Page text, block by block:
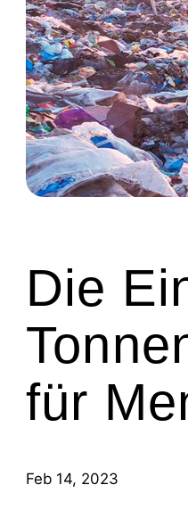
Die
für
Feb 14, 2023